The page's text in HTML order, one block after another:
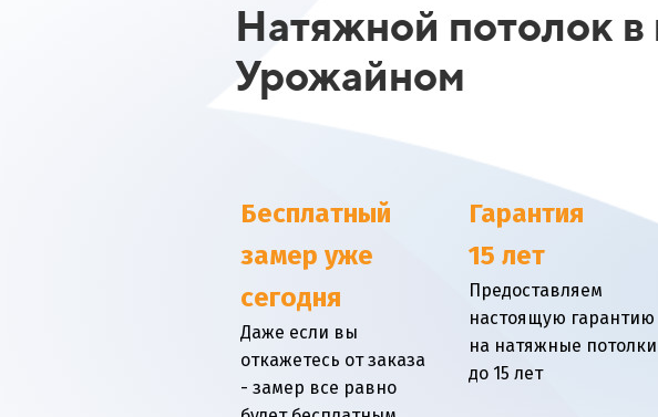
Натяжной потолок в
Урожайном
Бесплатный
замер уже
сегодня
Даже если вы
откажетесь от заказа
- замер все равно
Гарантия
15 лет
Предоставляем
настоящую гарантию
на натяжные потолки
до 15 лет